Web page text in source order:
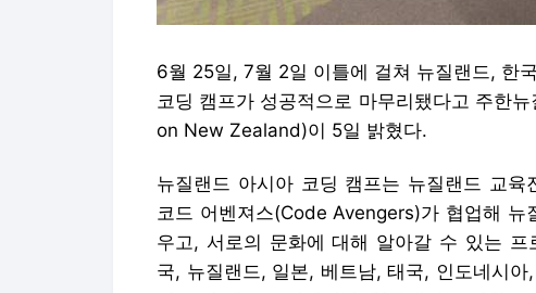
6월 25일, 7월 2일 이틀에 걸쳐 뉴질랜드, 한
코딩 캠프가 성공적으로 마무리됐다고 주한
on New Zealand)이 5일 밝혔다.
뉴질랜드 아시아 코딩 캠프는 뉴질랜드 교
코드 어벤져스(Code Avengers)가 협업해 뉴
우고, 서로의 문화에 대해 알아갈 수 있는
국, 뉴질랜드, 일본, 베트남, 태국, 인도네시